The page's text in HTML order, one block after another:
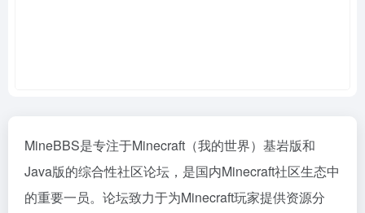
MineBBS是专注于Minecraft（我的世界）基岩版和
Java版的综合性社区论坛，是国内Minecraft社区生态中
的重要一员。论坛致力于为Minecraft玩家提供资源分